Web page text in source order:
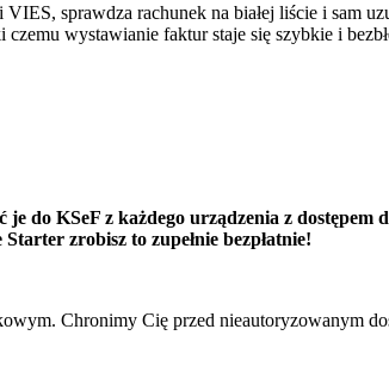
sprawdza rachunek na białej liście i sam
wystawianie faktur staje się szybkie i
do KSeF z każdego urządzenia z dostępem
zrobisz to zupełnie bezpłatnie!
Chronimy Cię przed nieautoryzowanym